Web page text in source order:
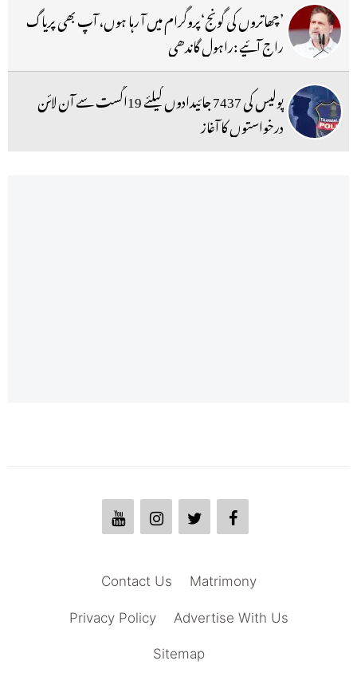
’چھاتروں کی گونج‘پروگرام میں آ رہا ہوں، آپ بھی پریاگ
راج آئیے :راہول گاندھی
پولیس کی 7437 جائیدادوں کیلئے 19اگست سے آن لائن
درخواستوں کا آغاز
Matrimony
Contact Us
Advertise With Us
Privacy Policy
Sitemap